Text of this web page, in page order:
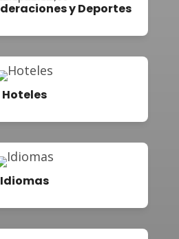
y Deportes
Hoteles
Idiomas